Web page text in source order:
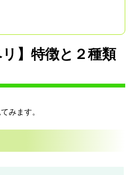
リ】特徴と２種類
みます。